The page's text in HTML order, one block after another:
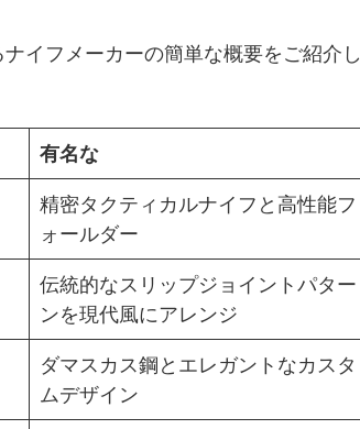
イフメーカーの簡単な概要をご紹介し
有名な
精密タクティカルナイフと高性能フ
ォールダー
伝統的なスリップジョイントパター
ンを現代風にアレンジ
ダマスカス鋼とエレガントなカスタ
ムデザイン